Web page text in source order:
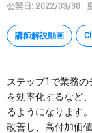
Google タスク
AppSheet
その他
特集
公開日: 2022/03/30
講師解説動画
ステップ1で業務
を効率化するなど
るようになります
改善し、高付加価